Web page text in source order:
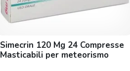
Simecrin 120 Mg 24 Compresse
Masticabili per meteorismo